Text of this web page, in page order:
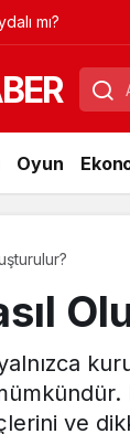
mı?
Oyun
ve